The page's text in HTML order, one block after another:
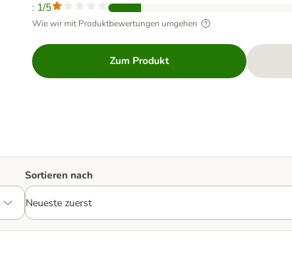
: 1/5
Wie wir mit Produktbewertungen umgehen
Zum Produkt
Sortieren nach